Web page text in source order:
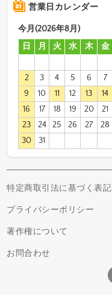
営業日カレンダー
今月(2026年8月)
日
月 火 水 木 金
2
3 4 5 6 7
9
10 11 12 13 14
16
17 18 19 20 21
23
24 25 26 27 28
30
31
特定商取引法に基づく表記
プライバシーポリシー
著作権について
お問合わせ